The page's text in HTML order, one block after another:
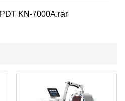
جهاز تجميل البشرة PDT KN-7000A.rar